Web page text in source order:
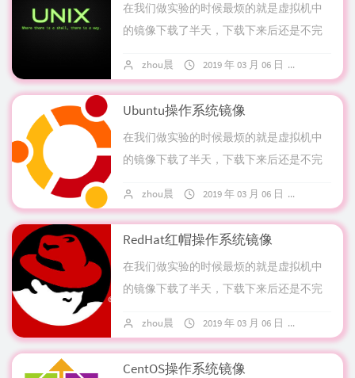
在我们做实验的时候最烦的就是虚拟机中
的镜像下载了半天，下载下来后还是不完
坛中花了金币结果被坑的；为了杜绝此类
事情再次发...
zhou晨 2019 年 03 月 06 日
Ubuntu操作系统镜像
在我们做实验的时候最烦的就是虚拟机中
的镜像下载了半天，下载下来后还是不完
坛中花了金币结果被坑的；为了杜绝此类
事情再次发...
zhou晨 2019 年 03 月 06 日
RedHat红帽操作系统镜像
在我们做实验的时候最烦的就是虚拟机中
的镜像下载了半天，下载下来后还是不完
坛中花了金币结果被坑的；为了杜绝此类
事情再次发...
zhou晨 2019 年 03 月 06 日
CentOS操作系统镜像